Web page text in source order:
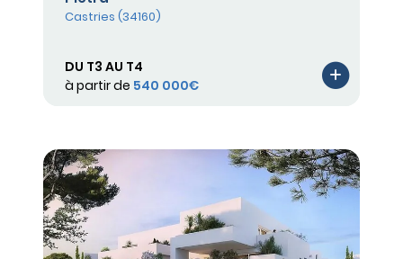
Castries (34160)
DU T3 AU T4
à partir de 540 000€